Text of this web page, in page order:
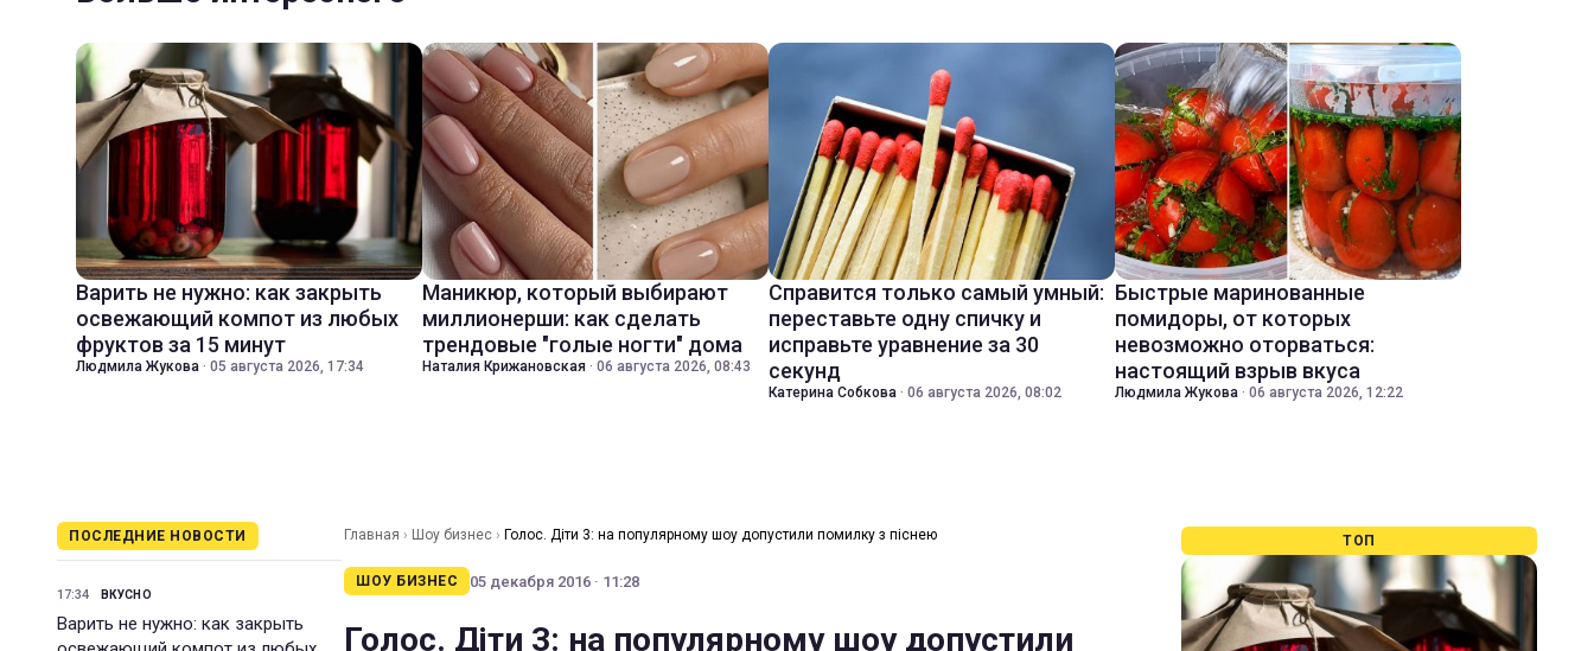
Варить не нужно: как закрыть
освежающий компот из любых
фруктов за 15 минут
Людмила Жукова · 05 августа 2026, 17:34
Маникюр, который выбирают
миллионерши: как сделать
трендовые "голые ногти" дома
Наталия Крижановская · 06 августа 2026, 08:43
Справится только самый умный:
переставьте одну спичку и
исправьте уравнение за 30
секунд
Катерина Собкова · 06 августа 2026, 08:02
Быстрые маринованные
помидоры, от которых
невозможно оторваться:
настоящий взрыв вкуса
Людмила Жукова · 06 августа 2026, 12:22
ПОСЛЕДНИЕ НОВОСТИ
17:34 ВКУСНО
Варить не нужно: как закрыть
Главная › Шоу бизнес › Голос. Діти 3: на популярному шоу допустили помилку з піснею
ШОУ БИЗНЕС 05 декабря 2016 · 11:28
Голос. Діти 3: на популярному шоу допустили
ТОП